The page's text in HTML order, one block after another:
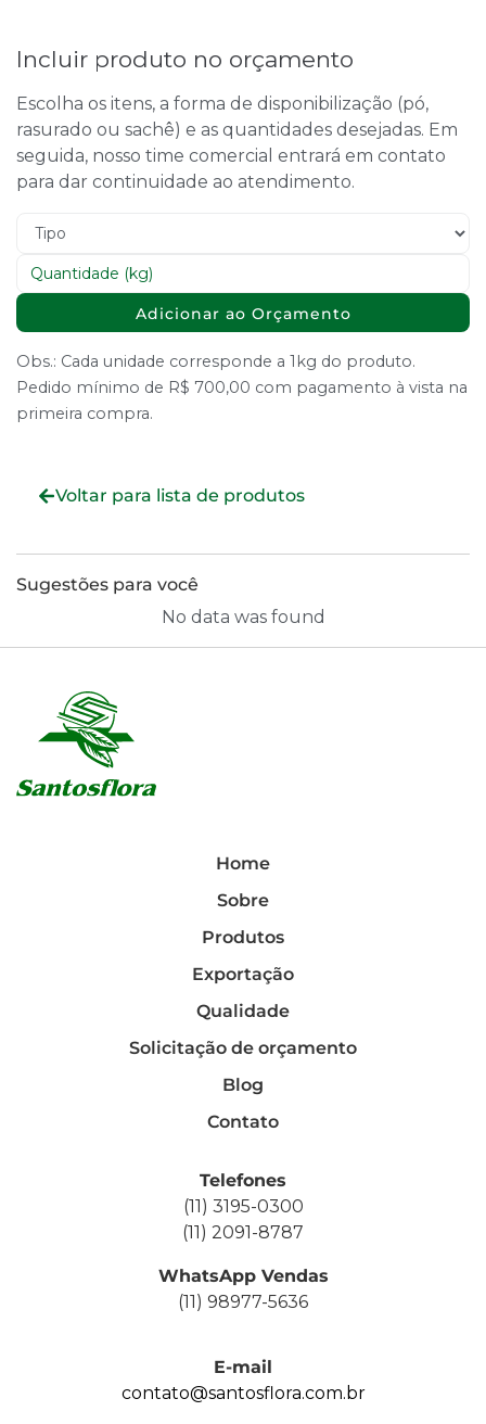
Incluir produto no orçamento
Escolha os itens, a forma de disponibilização (pó,
rasurado ou sachê) e as quantidades desejadas. Em
seguida, nosso time comercial entrará em contato
para dar continuidade ao atendimento.
Adicionar ao Orçamento
Obs.: Cada unidade corresponde a 1kg do produto.
Pedido mínimo de R$ 700,00 com pagamento à vista na
primeira compra.
Voltar para lista de produtos
Sugestões para você
No data was found
Home
Sobre
Produtos
Exportação
Qualidade
Solicitação de orçamento
Blog
Contato
Telefones
(11) 3195-0300
(11) 2091-8787
WhatsApp Vendas
(11) 98977-5636
E-mail
contato@santosflora.com.br